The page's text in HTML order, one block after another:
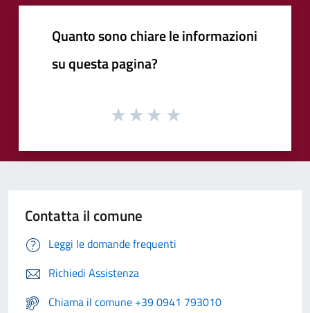
Quanto sono chiare le informazioni
su questa pagina?
Contatta il comune
Leggi le domande frequenti
Richiedi Assistenza
Chiama il comune +39 0941 793010